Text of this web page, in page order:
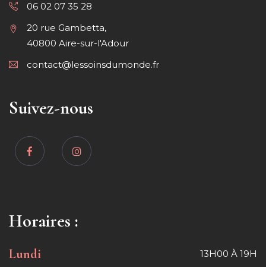
06 02 07 35 28
20 rue Gambetta,
40800 Aire-sur-l'Adour
contact@lessoinsdumonde.fr
Suivez-nous
Horaires :
Lundi 13H00 À 19H